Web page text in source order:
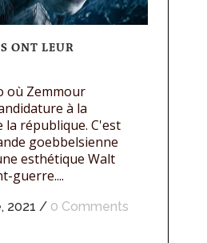
ONT LEUR
où Zemmour
à la
la république. C'est
goebbelsienne
esthétique Walt
guerre....
2021 / 0 Comments